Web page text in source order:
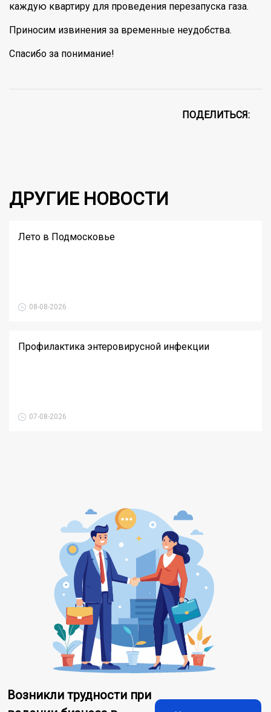
каждую квартиру для проведения перезапуска газа.
Приносим извинения за временные неудобства.
Спасибо за понимание!
ПОДЕЛИТЬСЯ:
ДРУГИЕ НОВОСТИ
Лето в Подмосковье
08-08-2026
Профилактика энтеровирусной инфекции
07-08-2026
Возникли трудности при